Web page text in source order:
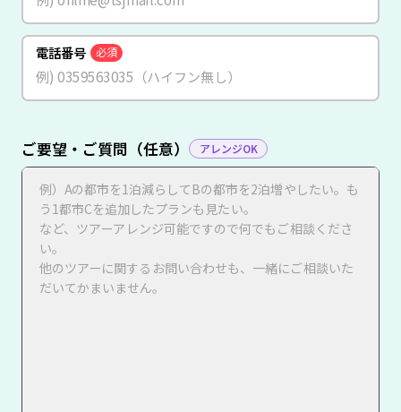
電話番号 必須
ご要望・ご質問（任意） アレンジOK